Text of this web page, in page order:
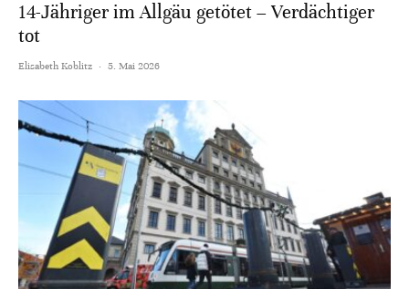
14-Jähriger im Allgäu getötet – Verdächtiger
tot
Elisabeth Koblitz · 5. Mai 2026